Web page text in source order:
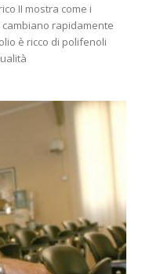
II mostra come i
cambiano rapidamente
è ricco di polifenoli